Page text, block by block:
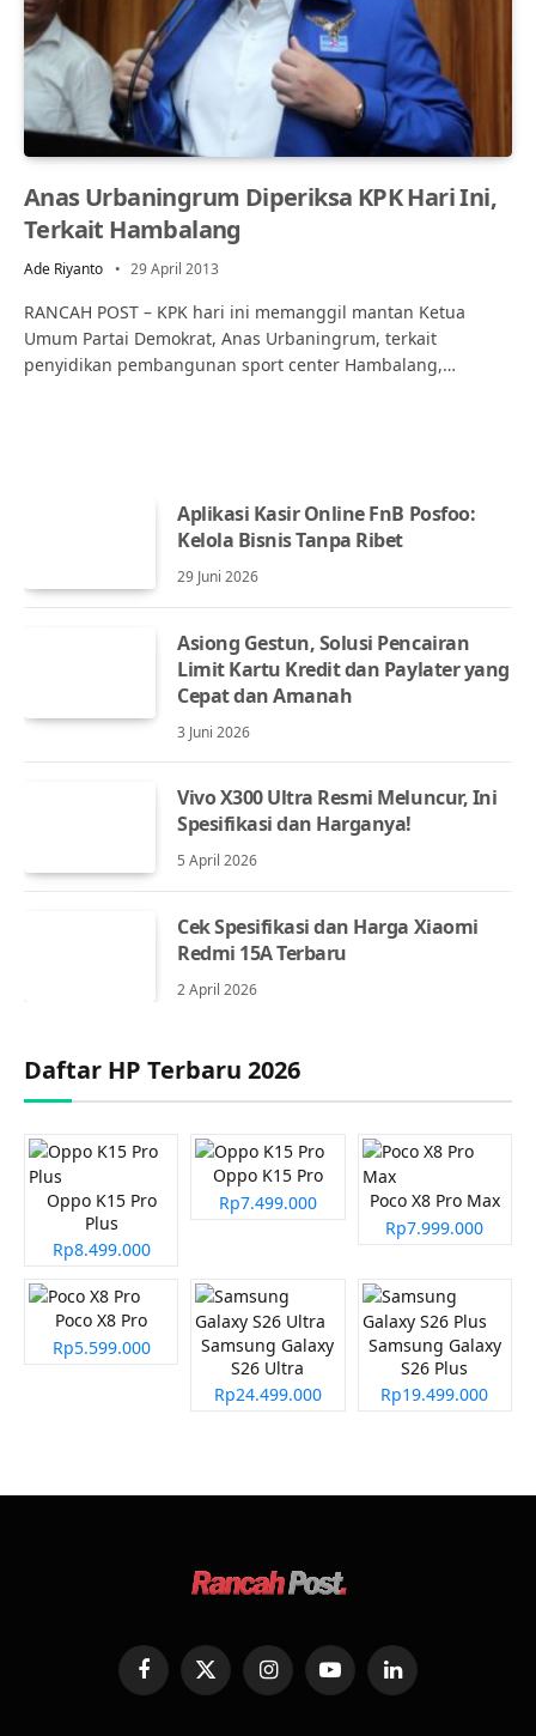
Anas Urbaningrum Diperiksa KPK Hari Ini,
Terkait Hambalang
Ade Riyanto 29 April 2013
RANCAH POST – KPK hari ini memanggil mantan Ketua
Umum Partai Demokrat, Anas Urbaningrum, terkait
penyidikan pembangunan sport center Hambalang,…
Aplikasi Kasir Online FnB Posfoo:
Kelola Bisnis Tanpa Ribet
29 Juni 2026
Asiong Gestun, Solusi Pencairan
Limit Kartu Kredit dan Paylater yang
Cepat dan Amanah
3 Juni 2026
Vivo X300 Ultra Resmi Meluncur, Ini
Spesifikasi dan Harganya!
5 April 2026
Cek Spesifikasi dan Harga Xiaomi
Redmi 15A Terbaru
2 April 2026
Daftar HP Terbaru 2026
Oppo K15 Pro
Plus
Rp8.499.000
Oppo K15 Pro
Rp7.499.000
Poco X8 Pro Max
Rp7.999.000
Poco X8 Pro
Rp5.599.000
Samsung Galaxy
S26 Ultra
Rp24.499.000
Samsung Galaxy
S26 Plus
Rp19.499.000
FacebookX
(Twitter)
InstagramYouTubeLinkedIn